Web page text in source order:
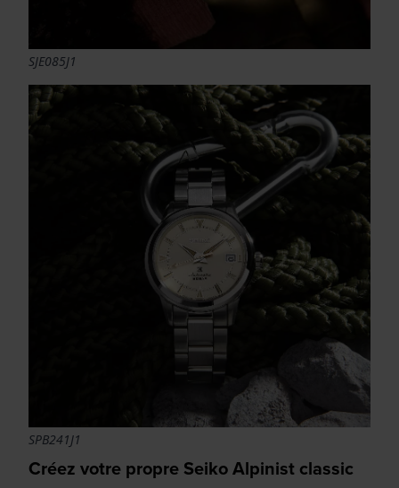
SJE085J1
SPB241J1
Créez votre propre Seiko Alpinist classic